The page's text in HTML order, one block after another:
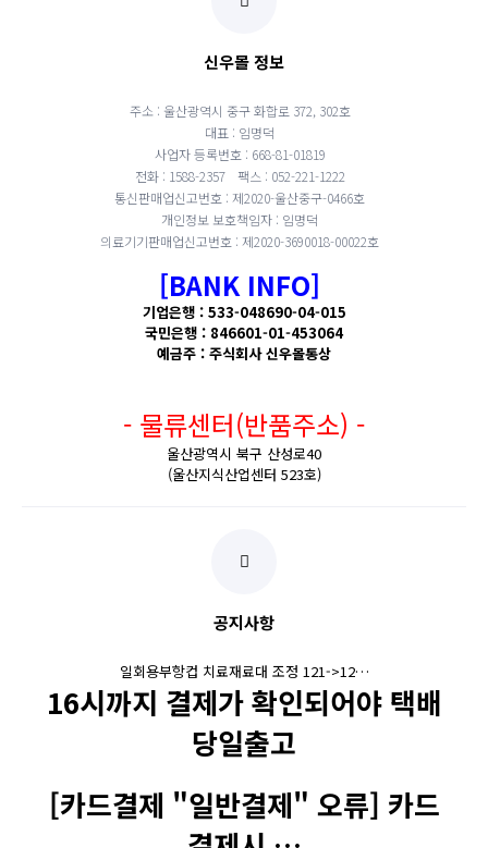
신우몰 정보
주소 : 울산광역시 중구 화합로 372, 302호
대표 : 임명덕
사업자 등록번호 : 668-81-01819
전화 : 1588-2357
팩스 : 052-221-1222
통신판매업신고번호 : 제2020-울산중구-0466호
개인정보 보호책임자 : 임명덕
의료기기판매업신고번호 : 제2020-3690018-00022호
[BANK INFO]
기업은행 : 533-048690-04-015
국민은행 : 846601-01-453064
예금주 : 주식회사 신우몰통상
- 물류센터(반품주소) -
울산광역시 북구 산성로40
(울산지식산업센터 523호)
공지사항
일회용부항컵 치료재료대 조정 121->12…
16시까지 결제가 확인되어야 택배
당일출고
[카드결제 "일반결제" 오류] 카드